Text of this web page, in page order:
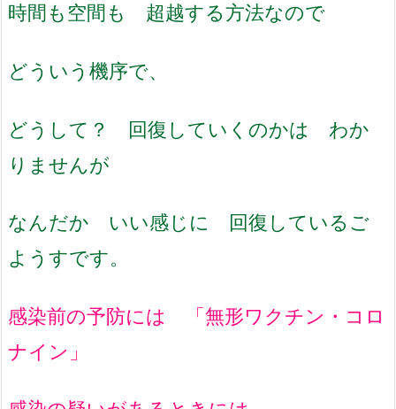
時間も空間も 超越する方法なので
どういう機序で、
どうして？ 回復していくのかは わか
りませんが
なんだか いい感じに 回復しているご
ようすです。
感染前の予防には 「無形ワクチン・コロ
ナイン」